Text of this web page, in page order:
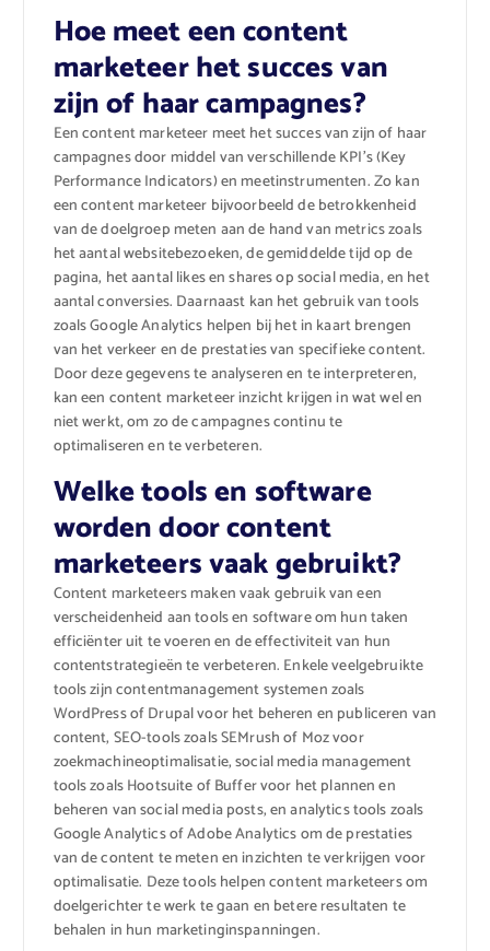
Hoe meet een content
marketeer het succes van
zijn of haar campagnes?
Een content marketeer meet het succes van zijn of haar
campagnes door middel van verschillende KPI’s (Key
Performance Indicators) en meetinstrumenten. Zo kan
een content marketeer bijvoorbeeld de betrokkenheid
van de doelgroep meten aan de hand van metrics zoals
het aantal websitebezoeken, de gemiddelde tijd op de
pagina, het aantal likes en shares op social media, en het
aantal conversies. Daarnaast kan het gebruik van tools
zoals Google Analytics helpen bij het in kaart brengen
van het verkeer en de prestaties van specifieke content.
Door deze gegevens te analyseren en te interpreteren,
kan een content marketeer inzicht krijgen in wat wel en
niet werkt, om zo de campagnes continu te
optimaliseren en te verbeteren.
Welke tools en software
worden door content
marketeers vaak gebruikt?
Content marketeers maken vaak gebruik van een
verscheidenheid aan tools en software om hun taken
efficiënter uit te voeren en de effectiviteit van hun
contentstrategieën te verbeteren. Enkele veelgebruikte
tools zijn contentmanagement systemen zoals
WordPress of Drupal voor het beheren en publiceren van
content, SEO-tools zoals SEMrush of Moz voor
zoekmachineoptimalisatie, social media management
tools zoals Hootsuite of Buffer voor het plannen en
beheren van social media posts, en analytics tools zoals
Google Analytics of Adobe Analytics om de prestaties
van de content te meten en inzichten te verkrijgen voor
optimalisatie. Deze tools helpen content marketeers om
doelgerichter te werk te gaan en betere resultaten te
behalen in hun marketinginspanningen.